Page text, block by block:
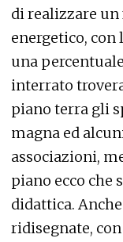
di realizzare un
energetico,
una
interrato
piano terra gli
magna ed
associazioni,
piano ecco che
didattica.
ridisegnate,